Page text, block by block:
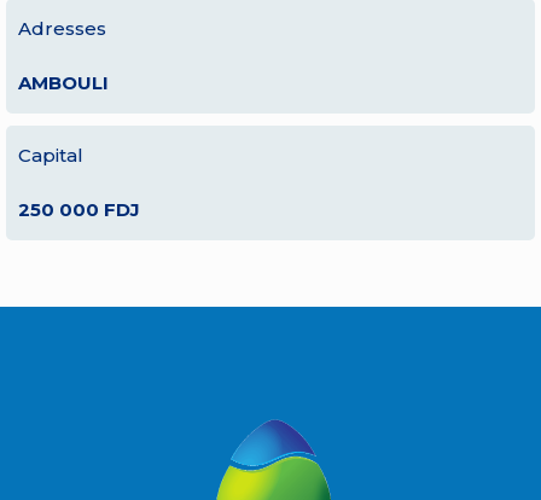
Adresses
AMBOULI
Capital
250 000 FDJ